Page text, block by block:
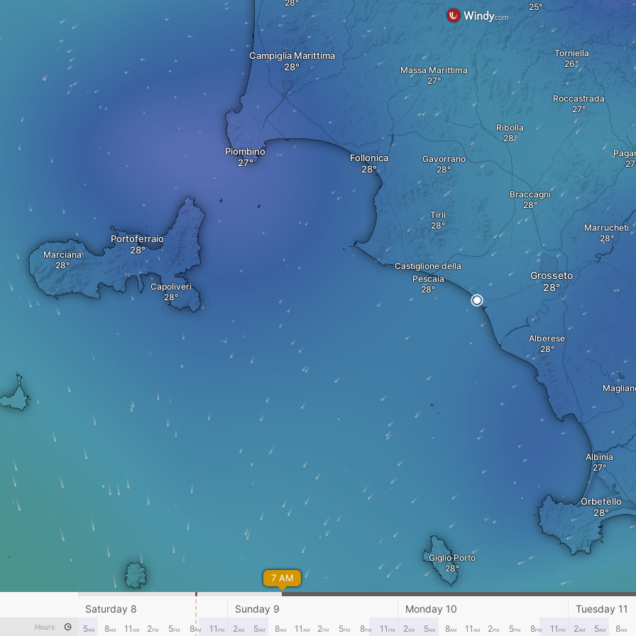
Castiglione della
Pescaia
Alberese
Grosseto
Massa Marittima
Follonica
Campiglia Marittima
Tirli
Marrucheti
Braccagni
Ribolla
Gavorrano
Roccastrada
Albinia
Orbetello
Giglio Porto
Capoliveri
Piombino
Portoferraio
Torniella
Marciana
7 AM
Hours
Saturday 8 Sunday 9 Monday 10 Tuesday 11
5AM 8AM 11 AM 2PM 5PM 8PM 11 PM 2AM 5AM 8AM 11 AM 2PM 5PM 8PM 11 PM 2AM 5AM 8AM 11 AM 2PM 5PM 8PM 11 PM 2AM 5AM 8AM